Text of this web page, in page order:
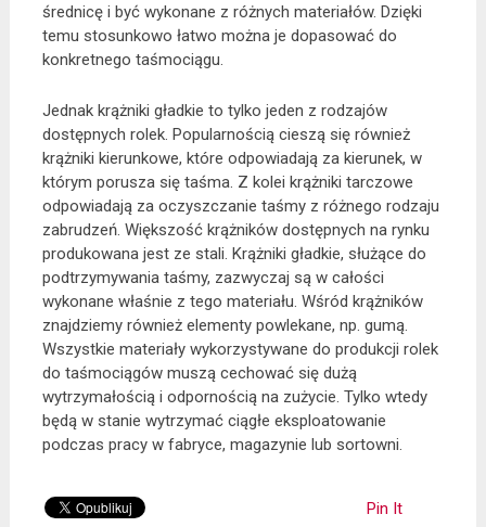
średnicę i być wykonane z różnych materiałów. Dzięki
temu stosunkowo łatwo można je dopasować do
konkretnego taśmociągu.
Jednak krążniki gładkie to tylko jeden z rodzajów
dostępnych rolek. Popularnością cieszą się również
krążniki kierunkowe, które odpowiadają za kierunek, w
którym porusza się taśma. Z kolei krążniki tarczowe
odpowiadają za oczyszczanie taśmy z różnego rodzaju
zabrudzeń. Większość krążników dostępnych na rynku
produkowana jest ze stali. Krążniki gładkie, służące do
podtrzymywania taśmy, zazwyczaj są w całości
wykonane właśnie z tego materiału. Wśród krążników
znajdziemy również elementy powlekane, np. gumą.
Wszystkie materiały wykorzystywane do produkcji rolek
do taśmociągów muszą cechować się dużą
wytrzymałością i odpornością na zużycie. Tylko wtedy
będą w stanie wytrzymać ciągłe eksploatowanie
podczas pracy w fabryce, magazynie lub sortowni.
Pin It